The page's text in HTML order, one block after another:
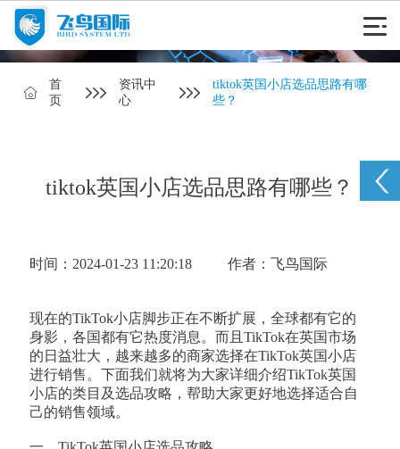
首
页
资讯中
心
tiktok英国小店选品思路有哪
些？
tiktok英国小店选品思路有哪些？
时间：2024-01-23 11:20:18 作者：飞鸟国际
现在的TikTok小店脚步正在不断扩展，全球都有它的
身影，各国都有它热度消息。而且TikTok在英国市场
的日益壮大，越来越多的商家选择在TikTok英国小店
进行销售。下面我们就将为大家详细介绍TikTok英国
小店的类目及选品攻略，帮助大家更好地选择适合自
己的销售领域。